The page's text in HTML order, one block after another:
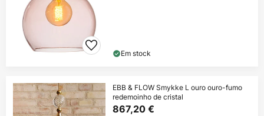
Em stock
EBB & FLOW Smykke L ouro ouro-fumo
redemoinho de cristal
867,20 €